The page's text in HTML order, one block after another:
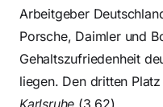
Arbeitgeber
Porsche, Daimler und
Gehaltszufriedenheit
liegen. Den dritten
Karlsruhe (3,62).